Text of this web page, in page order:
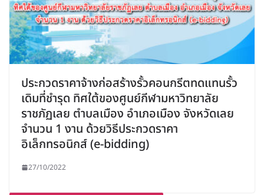
ประกวดราคาจ้างก่อสร้างรั้วคอนกรีตทดแทนรั้ว
เดิมที่ชำรุด ทิศใต้ของศูนย์กีฬามหาวิทยาลัย
ราชภัฏเลย ตำบลเมือง อำเภอเมือง จังหวัดเลย
จำนวน 1 งาน ด้วยวิธีประกวดราคา
อิเล็กทรอนิกส์ (e-bidding)
27/10/2022